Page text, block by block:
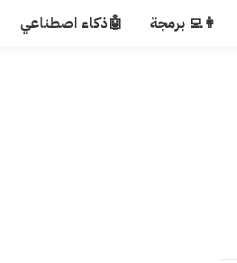
👩‍💻 برمجة 🤖ذكاء اصطناعي